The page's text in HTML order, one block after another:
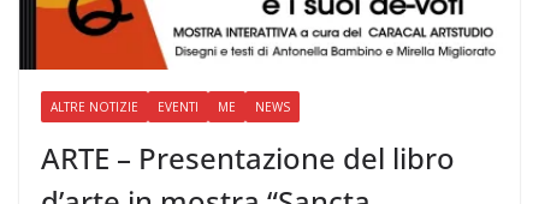
ALTRE NOTIZIE EVENTI ME NEWS
ARTE – Presentazione del libro